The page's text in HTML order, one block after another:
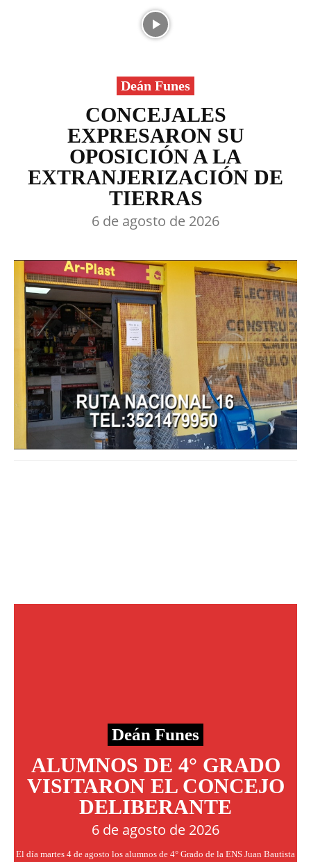
Deán Funes
CONCEJALES
EXPRESARON SU
OPOSICIÓN A LA
EXTRANJERIZACIÓN DE
TIERRAS
6 de agosto de 2026
Deán Funes
ALUMNOS DE 4° GRADO
VISITARON EL CONCEJO
DELIBERANTE
6 de agosto de 2026
El día martes 4 de agosto los alumnos de 4° Grado de la ENS Juan Bautista